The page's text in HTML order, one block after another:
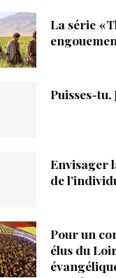
La série
Puisses-
Envisager
de
Pour un
élus du